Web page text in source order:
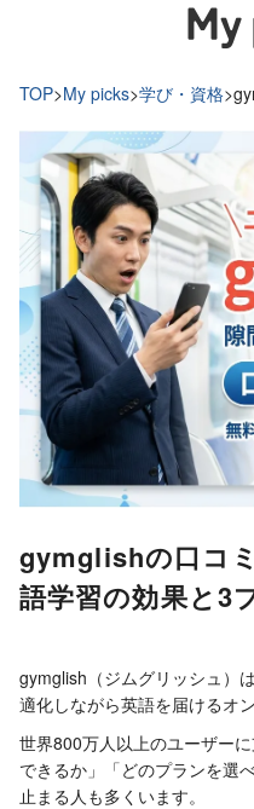
TOP>My picks>学び・資格>
gymglishの口コ
語学習の効果と3
gymglish（ジムグリッシュ）
適化しながら英語を届けるオ
世界800万人以上のユーザー
できるか」「どのプランを選
止まる人も多くいます。